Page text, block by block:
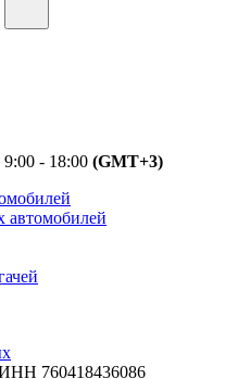
9:00 - 18:00 (GMT+3)
автомобилей
760418436086